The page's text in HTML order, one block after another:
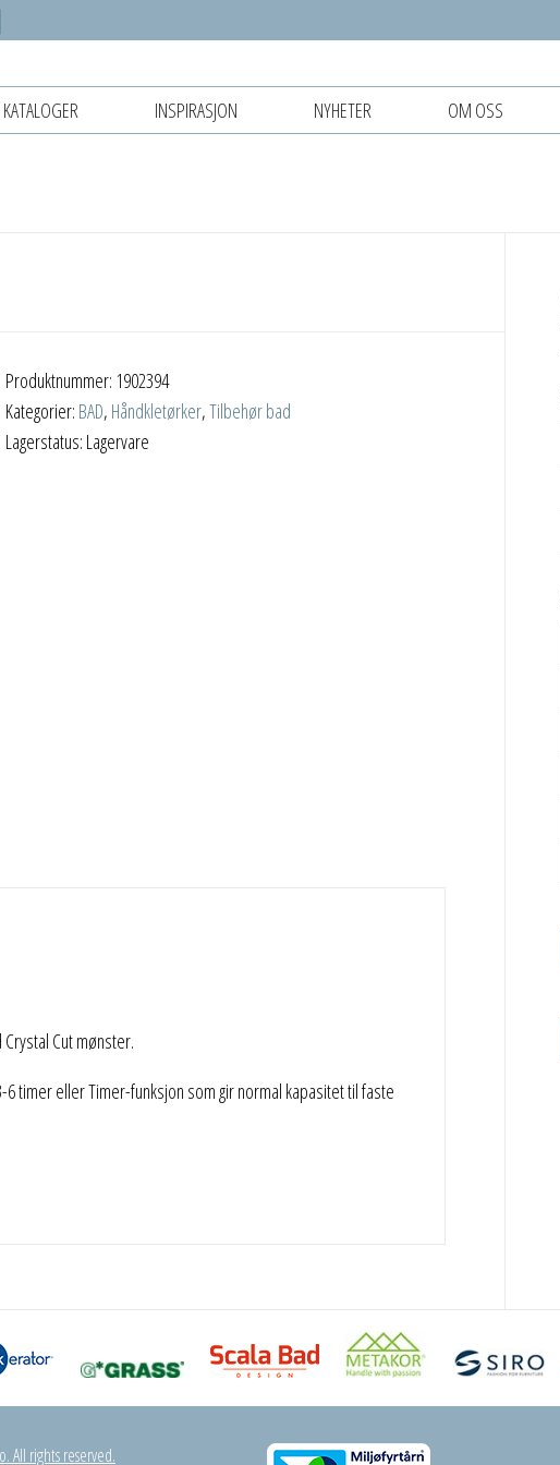
KATALOGER INSPIRASJON NYHETER OM OSS
Produktnummer: 1902394
Kategorier: BAD, Håndkletørker,Tilbehør bad
Lagerstatus: Lagervare
Cut mønster.
timer eller Timer-funksjon som gir normal kapasitet til faste
All rights reserved.